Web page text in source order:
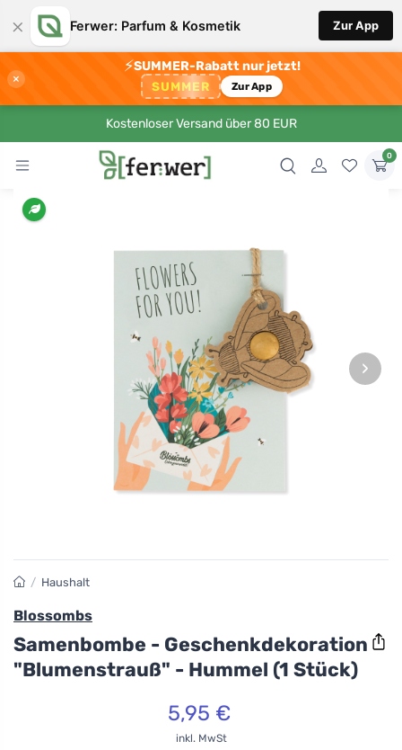
× Ferwer: Parfum & Kosmetik Zur App
×
⚡SUMMER-Rabatt nur jetzt!
SUMMER Zur App
Kostenloser Versand über 80 EUR
0
›
/ Haushalt
Blossombs
Samenbombe - Geschenkdekoration
"Blumenstrauß" - Hummel (1 Stück)
5,95 €
inkl. MwSt